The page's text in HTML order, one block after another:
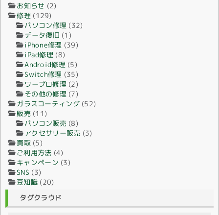
お知らせ (2)
修理 (129)
パソコン修理 (32)
データ復旧 (1)
iPhone修理 (39)
iPad修理 (8)
Android修理 (5)
Switch修理 (35)
ワープロ修理 (2)
その他の修理 (7)
ガラスコーティング(52)
販売(11)
パソコン販売 (8)
アクセサリー販売 (3)
買取(5)
ご利用方法 (4)
キャンペーン (3)
SNS (3)
豆知識 (20)
タグクラウド